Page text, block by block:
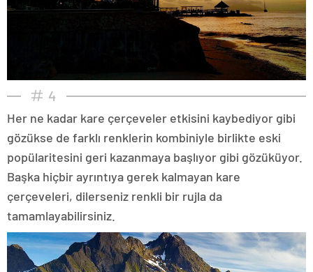
4
Her ne kadar kare çerçeveler etkisini kaybediyor gibi
gözükse de farklı renklerin kombiniyle birlikte eski
popülaritesini geri kazanmaya başlıyor gibi gözüküyor.
Başka hiçbir ayrıntıya gerek kalmayan kare
çerçeveleri, dilerseniz renkli bir rujla da
tamamlayabilirsiniz.